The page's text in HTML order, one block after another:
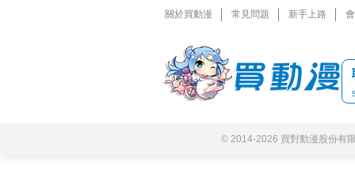
關於買動漫 常見問題 新手上路
© 2014-2026 買對動漫股份有